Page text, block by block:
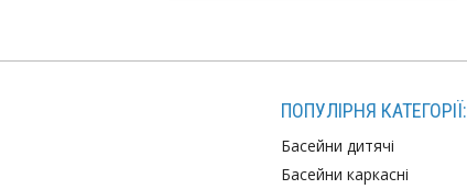
ПОПУЛІРНЯ КАТЕГОРІЇ:
Басейни дитячі
Басейни каркасні